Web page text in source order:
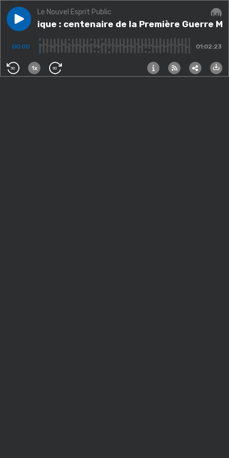
Play episode Thématique : centenaire de la Première Guerre
Le Nouvel Esprit Public
Thématique : centenaire de la Première Guerre
00:00 01:02:23
30 1x 30